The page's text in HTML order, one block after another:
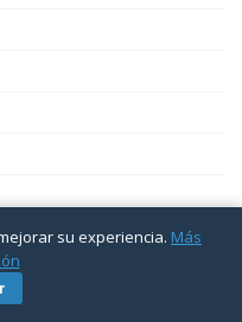
su experiencia. Más